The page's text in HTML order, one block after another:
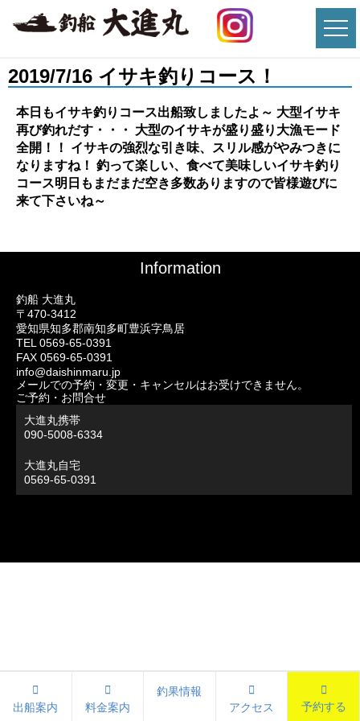
2019/7/16 イサキ釣りコース！
本日もイサキ釣りコース出船致しましたよ～ 大型イサキ
再び釣れだす・・・ 大型のイサキが盛り盛り大漁モード
全開！！ イサキの強烈な引き味、スリル感がやみつきに
なりますね！ 釣って楽しい、食べて美味しいイサキ釣り
コース明日もまだまだ空き多数ありますので皆様遊びに
来て下さいね～
Information
釣船 大進丸
〒470-3412
愛知県知多郡南知多町豊浜字鳥居
TEL 0569-65-0391
FAX 0569-65-0391
info@daishinmaru.jp
メールでの予約・変更・キャンセルはお受けできません。
ご予約・お問合せ
大進丸携帯
090-5008-6334
大進丸自宅
0569-65-0391
出船案内 料金案内
釣果情報
アクセス
予約する